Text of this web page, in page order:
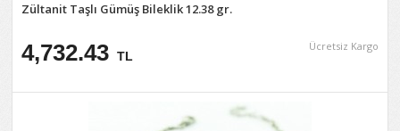
Zültanit Taşlı Gümüş Bileklik 12.38 gr.
4,732.43 TL
Ücretsiz Kargo